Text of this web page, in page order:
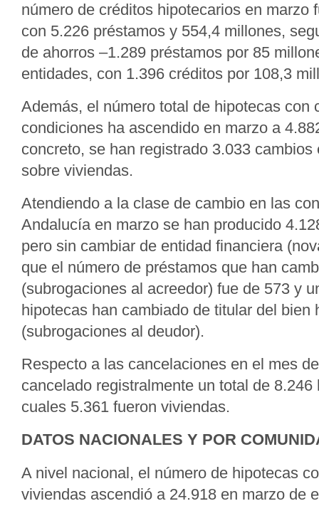
número de créditos hipotecarios en marzo
con 5.226 préstamos y 554,4 millones,
de ahorros –1.289 préstamos por 85
entidades, con 1.396 créditos por 108,3
Además, el número total de hipotecas con
condiciones ha ascendido en marzo a
concreto, se han registrado 3.033 cambios
sobre viviendas.
Atendiendo a la clase de cambio en las
Andalucía en marzo se han producido
pero sin cambiar de entidad financiera
que el número de préstamos que han
(subrogaciones al acreedor) fue de 573 y
hipotecas han cambiado de titular del bien
(subrogaciones al deudor).
Respecto a las cancelaciones en el mes
cancelado registralmente un total de 8.246
cuales 5.361 fueron viviendas.
DATOS NACIONALES Y POR
A nivel nacional, el número de hipotecas
viviendas ascendió a 24.918 en marzo de